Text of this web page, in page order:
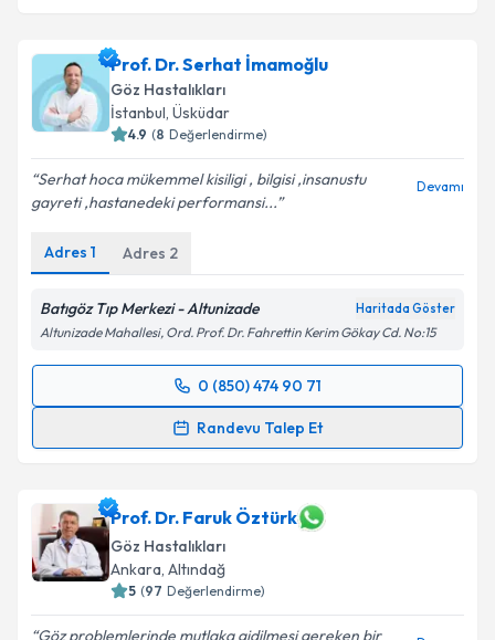
Prof. Dr. Serhat İmamoğlu
Göz Hastalıkları
İstanbul, Üsküdar
4.9 (8 Değerlendirme)
Serhat hoca mükemmel kisiligi , bilgisi ,insanustu
gayreti ,hastanedeki performansi...
Devamı
Adres 1 Adres 2
Batıgöz Tıp Merkezi - Altunizade Haritada Göster
Altunizade Mahallesi, Ord. Prof. Dr. Fahrettin Kerim Gökay Cd. No:15
0 (850) 474 90 71
Randevu Talep Et
Randevu Takvimi Talebi
için bir takvim hazırlandığında e-posta ile
bilgilendireceğiz.
E-posta Adresiniz
Prof. Dr. Faruk Öztürk
Göz Hastalıkları
Ankara, Altındağ
5 (97 Değerlendirme)
Göz problemlerinde mutlaka gidilmesi gereken bir